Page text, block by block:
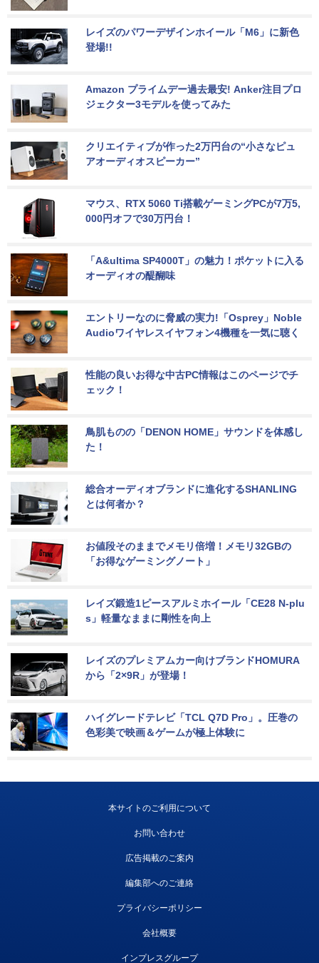
レイズのパワーデザインホイール「M6」に新色
登場!!
Amazon プライムデー過去最安! Anker注目プロ
ジェクター3モデルを使ってみた
クリエイティブが作った2万円台の“小さなピュ
アオーディオスピーカー”
マウス、RTX 5060 Ti搭載ゲーミングPCが7万5,
000円オフで30万円台！
「A&ultima SP4000T」の魅力！ポケットに入る
オーディオの醍醐味
エントリーなのに脅威の実力!「Osprey」Noble
Audioワイヤレスイヤフォン4機種を一気に聴く
性能の良いお得な中古PC情報はこのページでチ
ェック！
鳥肌ものの「DENON HOME」サウンドを体感し
た！
総合オーディオブランドに進化するSHANLING
とは何者か？
お値段そのままでメモリ倍増！メモリ32GBの
「お得なゲーミングノート」
レイズ鍛造1ピースアルミホイール「CE28 N-plu
s」軽量なままに剛性を向上
レイズのプレミアムカー向けブランドHOMURA
から「2×9R」が登場！
ハイグレードテレビ「TCL Q7D Pro」。圧巻の
色彩美で映画＆ゲームが極上体験に
本サイトのご利用について
お問い合わせ
広告掲載のご案内
編集部へのご連絡
プライバシーポリシー
会社概要
インプレスグループ